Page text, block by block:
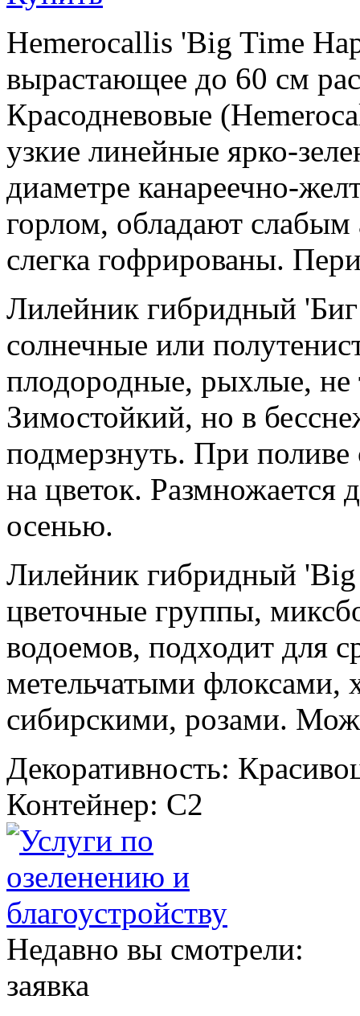
Hemerocallis 'Big Time
вырастающее до 60 см
Красодневовые
узкие линейные ярко-
диаметре канареечно-
горлом, обладают слабым
слегка гофрированы.
Лилейник гибридный
солнечные или
плодородные, рыхлые, не
Зимостойкий, но в
подмерзнуть. При поливе
на цветок. Размножается
осенью.
Лилейник гибридный 'Big
цветочные группы,
водоемов, подходит для
метельчатыми флоксами,
сибирскими, розами.
Декоративность:
Контейнер: C2
Недавно вы смотрели:
заявка